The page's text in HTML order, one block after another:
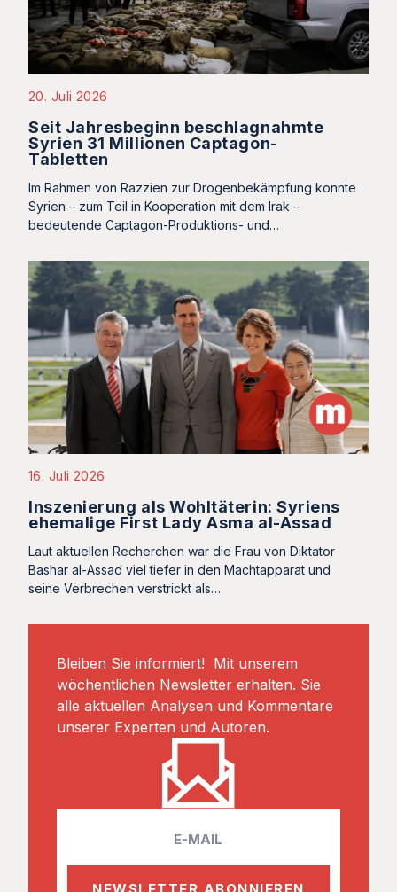
20. Juli 2026
Seit Jahresbeginn beschlagnahmte
Syrien 31 Millionen Captagon-
Tabletten
Im Rahmen von Razzien zur Drogenbekämpfung konnte
Syrien – zum Teil in Kooperation mit dem Irak –
bedeutende Captagon-Produktions- und…
16. Juli 2026
Inszenierung als Wohltäterin: Syriens
ehemalige First Lady Asma al-Assad
Laut aktuellen Recherchen war die Frau von Diktator
Bashar al-Assad viel tiefer in den Machtapparat und
seine Verbrechen verstrickt als…
Bleiben Sie informiert! Mit unserem
wöchentlichen Newsletter erhalten. Sie
alle aktuellen Analysen und Kommentare
unserer Experten und Autoren.
a